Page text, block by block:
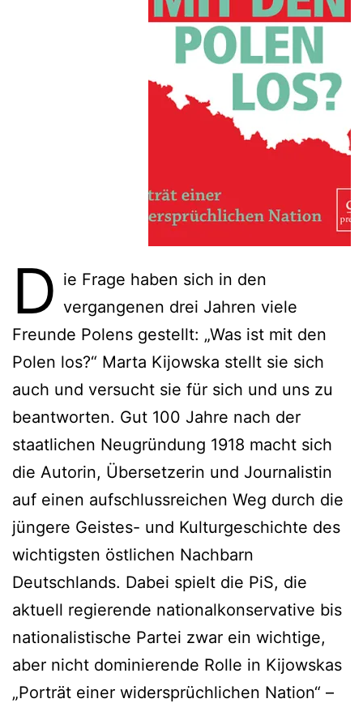
D ie Frage haben sich in den
vergangenen drei Jahren viele
Freunde Polens gestellt: „Was ist mit den
Polen los?“ Marta Kijowska stellt sie sich
auch und versucht sie für sich und uns zu
beantworten. Gut 100 Jahre nach der
staatlichen Neugründung 1918 macht sich
die Autorin, Übersetzerin und Journalistin
auf einen aufschlussreichen Weg durch die
jüngere Geistes- und Kulturgeschichte des
wichtigsten östlichen Nachbarn
Deutschlands. Dabei spielt die PiS, die
aktuell regierende nationalkonservative bis
nationalistische Partei zwar ein wichtige,
aber nicht dominierende Rolle in Kijowskas
„Porträt einer widersprüchlichen Nation“ –